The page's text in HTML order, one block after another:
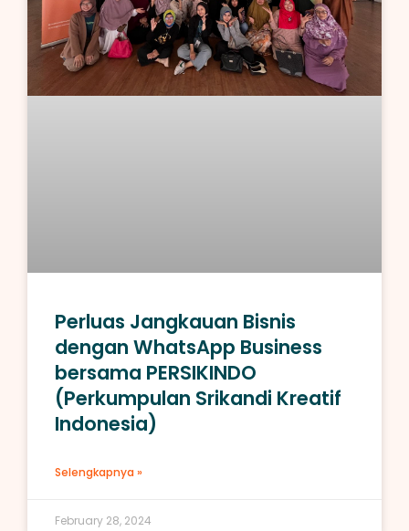
Perluas Jangkauan Bisnis
dengan WhatsApp Business
bersama PERSIKINDO
(Perkumpulan Srikandi Kreatif
Indonesia)
Selengkapnya »
February 28, 2024